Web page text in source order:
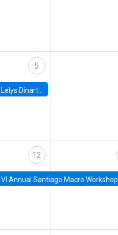
5
Lelys Dinarte, Banco Mundial
12
VI Annual Santiago Macro Workshop